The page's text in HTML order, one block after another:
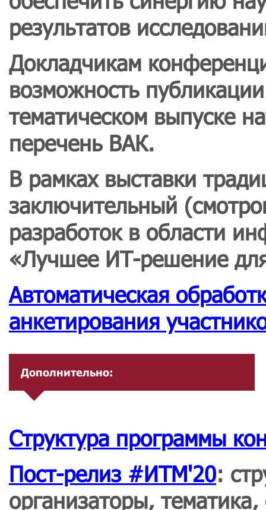
результатов
Докладчикам
возможность
тематическом выпуске
перечень ВАК.
В рамках выставки
заключительный
разработок в области
«Лучшее ИТ-решение
Автоматическая
анкетирования
Дополнительно:
Структура программы
Пост-релиз #ИТМ'20:
организаторы,